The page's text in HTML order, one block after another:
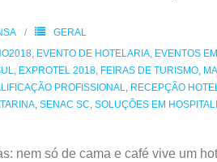
GERAL
, EVENTO DE HOTELARIA, EVENTOS
, EXPROTEL 2018, FEIRAS DE TURISMO,
PROFISSIONAL, RECEPÇÃO
, SENAC SC, SOLUÇÕES EM
nem só de cama e café vive um